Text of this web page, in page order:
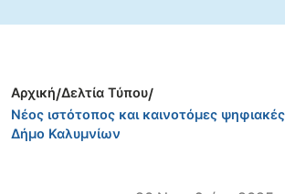
Αρχική/Δελτία Τύπου/
Νέος ιστότοπος και καινοτόμες
Δήμο Καλυμνίων